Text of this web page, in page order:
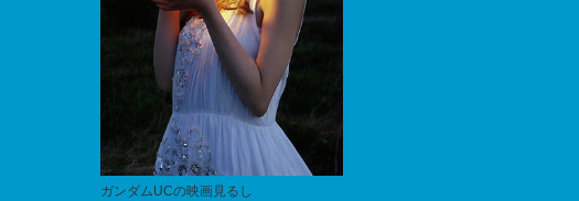
ガンダムUCの映画見るし